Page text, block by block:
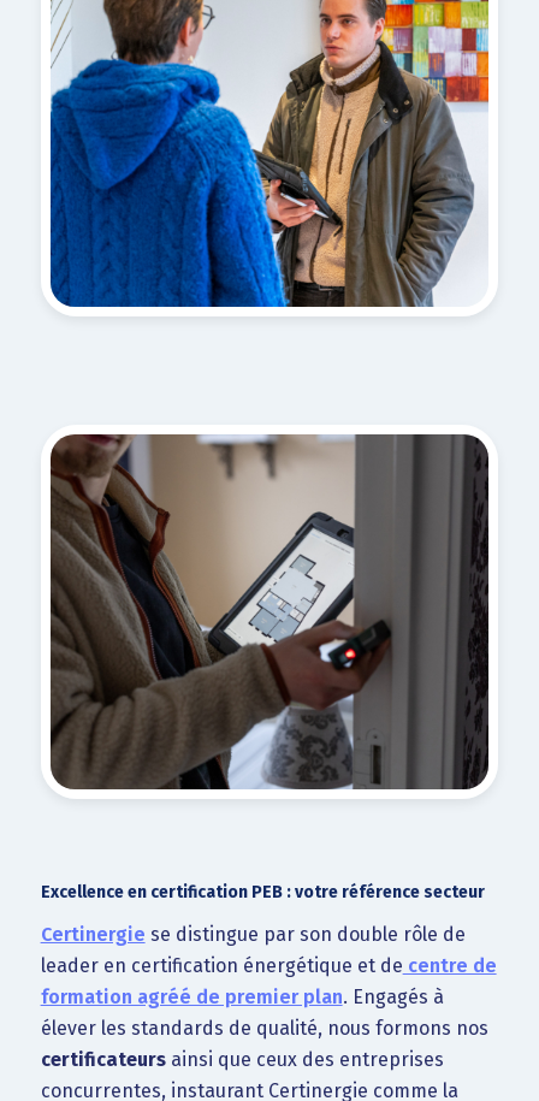
Excellence en certification PEB : votre référence secteur
Certinergie se distingue par son double rôle de
leader en certification énergétique et de centre de
formation agréé de premier plan. Engagés à
élever les standards de qualité, nous formons nos
certificateursainsi que ceux des entreprises
concurrentes, instaurant Certinergie comme la